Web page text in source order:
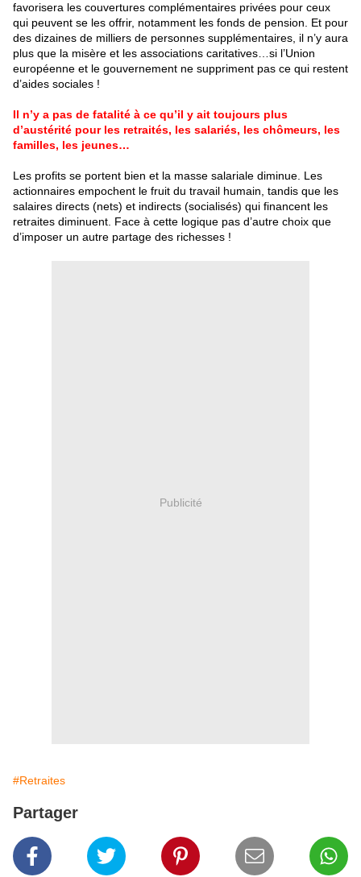
favorisera les couvertures complémentaires privées pour ceux
qui peuvent se les offrir, notamment les fonds de pension. Et pour
des dizaines de milliers de personnes supplémentaires, il n’y aura
plus que la misère et les associations caritatives…si l’Union
européenne et le gouvernement ne suppriment pas ce qui restent
d’aides sociales !
Il n’y a pas de fatalité à ce qu’il y ait toujours plus
d’austérité pour les retraités, les salariés, les chômeurs, les
familles, les jeunes…
Les profits se portent bien et la masse salariale diminue. Les
actionnaires empochent le fruit du travail humain, tandis que les
salaires directs (nets) et indirects (socialisés) qui financent les
retraites diminuent. Face à cette logique pas d’autre choix que
d’imposer un autre partage des richesses !
Publicité
#Retraites
Partager